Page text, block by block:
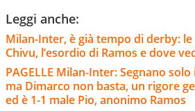
Leggi anche:
Milan-Inter, è già tempo di derby:
Chivu, l’esordio di Ramos e dove
PAGELLE Milan-Inter: Segnano
ma Dimarco non basta, un rigore
ed è 1-1 male Pio, anonimo Ramos